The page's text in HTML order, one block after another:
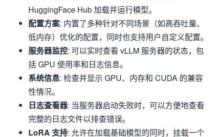
HuggingFace Hub 加载并运行模型。
配置方案: 内置了多种针对不同场景（如高吞吐量、
低内存）优化的配置，同时也支持用户自定义配置。
服务器监控: 可以实时查看 vLLM 服务器的状态，包
括 GPU 使用率和日志信息。
系统信息: 检查并显示 GPU、内存和 CUDA 的兼容
性情况。
日志查看器: 当服务器启动失败时，可以方便地查看
完整的日志文件以排查错误。
LoRA 支持: 允许在加载基础模型的同时，挂载一个